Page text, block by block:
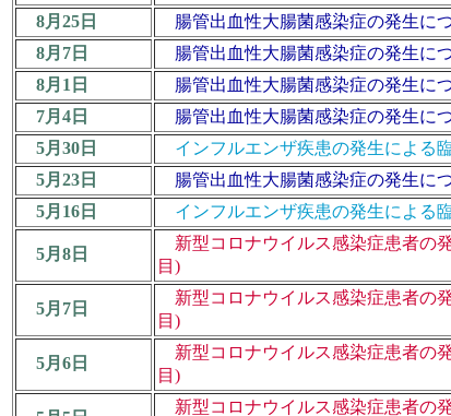
8月25日
腸管出血性大腸菌感染症の発生に
8月7日
腸管出血性大腸菌感染症の発生に
8月1日
腸管出血性大腸菌感染症の発生に
7月4日
腸管出血性大腸菌感染症の発生に
5月30日
インフルエンザ疾患の発生による
5月23日
腸管出血性大腸菌感染症の発生に
5月16日
インフルエンザ疾患の発生による
5月8日
新型コロナウイルス感染症患者の
目)
5月7日
新型コロナウイルス感染症患者の
目)
5月6日
新型コロナウイルス感染症患者の
目)
新型コロナウイルス感染症患者の